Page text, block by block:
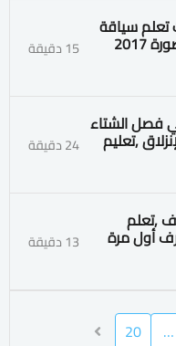
تعلم سياقة
السيارة مباشرة بالصوت والصورة 2017 15 دقيقة
فصل الشتاء
بدون فرامل الرجل لتفادي الإنزلاق ٫تعليم 24 دقيقة
10. طريقك للتغلب على الخوف ٫تعلم
أول مرة 13 دقيقة
…
20